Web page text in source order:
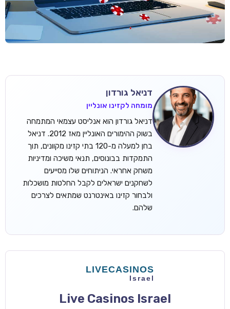
דניאל גורדון
מומחה לקזינו אונליין
דניאל גורדון הוא אנליסט עצמאי המתמחה
בשוק ההימורים האונליין מאז 2012. דניאל
בחן למעלה מ-120 בתי קזינו מקוונים, תוך
התמקדות בבונוסים, תנאי משיכה ומדיניות
משחק אחראי. הניתוחים שלו מסייעים
לשחקנים ישראלים לקבל החלטות מושכלות
ולבחור קזינו באינטרנט שמתאים לצרכים
שלהם.
Live Casinos Israel